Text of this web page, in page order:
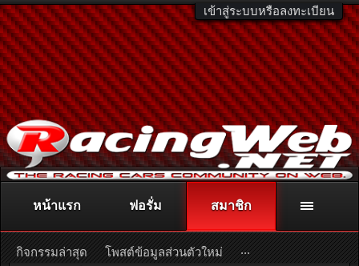
เข้าสู่ระบบหรือลงทะเบียน
ติดต่อลงโฆษณา racingweb@gmail.comหรือโทร. 081-811-1138
หรืออ่านรายละเอียดเพิ่มเติม คลิกที่นี่
หน้าแรก ฟอรั่ม สมาชิก
กิจกรรมล่าสุด โพสต์ข้อมูลส่วนตัวใหม่ ...